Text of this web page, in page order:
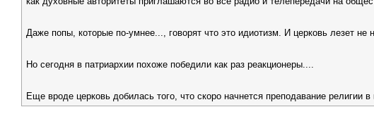
Даже попы, которые по-умнее..., говорят что это идиотизм. И церковь лезет не
Но сегодня в патриархии похоже победили как раз реакционеры....
Еще вроде церковь добилась того, что скоро начнется преподавание